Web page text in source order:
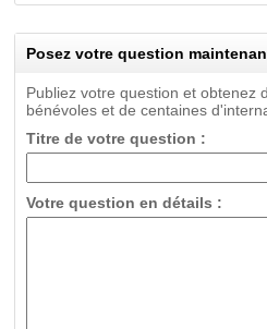
Posez votre question
Publiez votre question et obtenez
bénévoles et de centaines
Titre de votre question :
Votre question en détails :